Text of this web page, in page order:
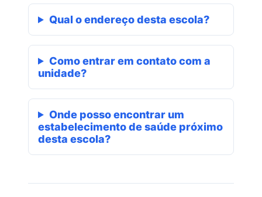
Qual o endereço desta escola?
Como entrar em contato com a
unidade?
Onde posso encontrar um
estabelecimento de saúde próximo
desta escola?